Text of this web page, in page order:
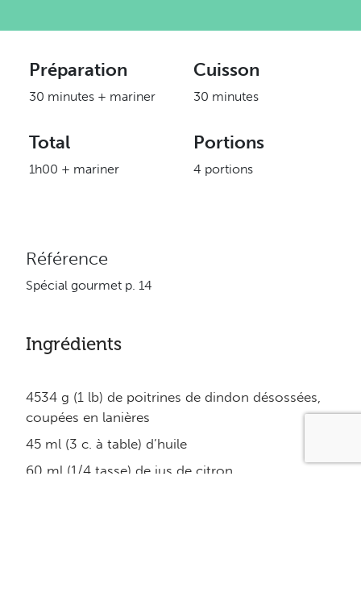
Préparation
30 minutes + mariner
Cuisson
30 minutes
Total
1h00 + mariner
Portions
4 portions
Référence
Spécial gourmet p. 14
Ingrédients
4534 g (1 lb) de poitrines de dindon désossées,
coupées en lanières
45 ml (3 c. à table) d’huile
60 ml (1/4 tasse) de jus de citron